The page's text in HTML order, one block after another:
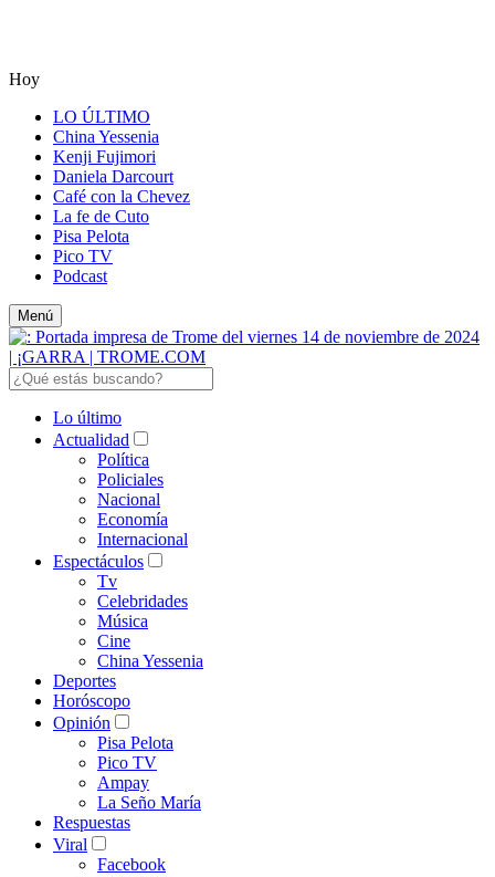
Hoy
LO ÚLTIMO
China Yessenia
Kenji Fujimori
Daniela Darcourt
Café con la Chevez
La fe de Cuto
Pisa Pelota
Pico TV
Podcast
Menú
Lo último
Actualidad
Política
Policiales
Nacional
Economía
Internacional
Espectáculos
Tv
Celebridades
Música
Cine
China Yessenia
Deportes
Horóscopo
Opinión
Pisa Pelota
Pico TV
Ampay
La Seño María
Respuestas
Viral
Facebook